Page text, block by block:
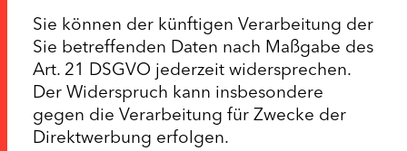
Sie können der künftigen Verarbeitung der
Sie betreffenden Daten nach Maßgabe des
Art. 21 DSGVO jederzeit widersprechen.
Der Widerspruch kann insbesondere
gegen die Verarbeitung für Zwecke der
Direktwerbung erfolgen.